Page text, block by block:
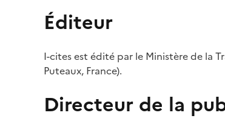
Éditeur
I-cites est édité par le Ministère de la
Puteaux, France).
Directeur de la